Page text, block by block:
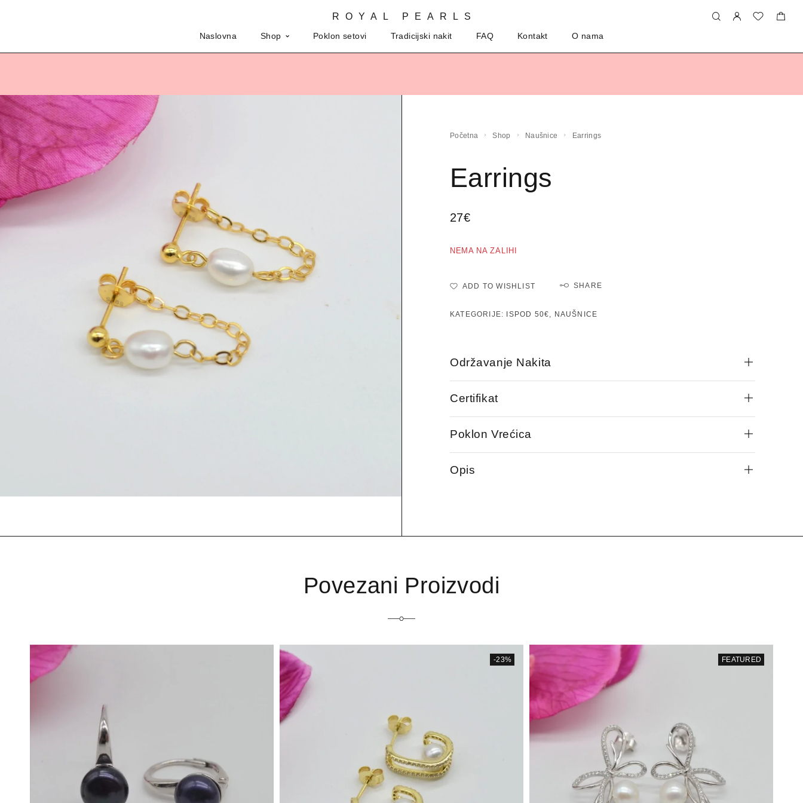
ROYAL PEARLS
Naslovna Shop Poklon setovi Tradicijski nakit FAQ Kontakt O nama
Početna Shop Naušnice Earrings
Earrings
27€
NEMA NA ZALIHI
ADD TO WISHLIST SHARE
KATEGORIJE: ISPOD 50€, NAUŠNICE
Održavanje Nakita
Certifikat
Poklon Vrećica
Opis
Povezani Proizvodi
-23% FEATURED